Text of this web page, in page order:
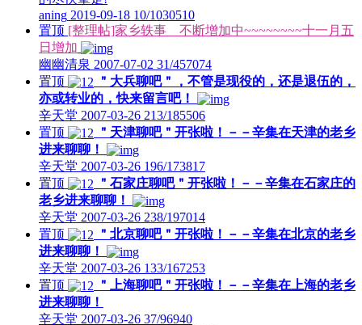
aning 2019-09-18 10/1030510
置顶 [整理帖]家乡轶事 不断增加中~~~~~~~~十一月五
日增加
幽幽清泉 2007-07-02 31/457074
置顶
＂大兵聊吧＂，不管是现役的，还是退伍的，
亦或转业的，快来留言吧！
辛天堂 2007-03-26 213/185506
置顶
＂天津聊吧＂开张啦！－－辛集在天津的老乡
进来聊聊！
辛天堂 2007-03-26 196/173817
置顶
＂石家庄聊吧＂开张啦！－－辛集在石家庄的
老乡进来聊聊！
辛天堂 2007-03-26 238/197014
置顶
＂北京聊吧＂开张啦！－－辛集在北京的老乡
进来聊聊！
辛天堂 2007-03-26 133/167253
置顶
＂上海聊吧＂开张啦！－－辛集在上海的老乡
进来聊聊！
辛天堂 2007-03-26 37/96940